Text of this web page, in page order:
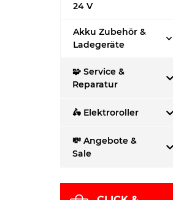
24 V
Akku Zubehör &
Ladegeräte
🧩 Service &
Reparatur
🛵 Elektroroller
💸 Angebote &
Sale